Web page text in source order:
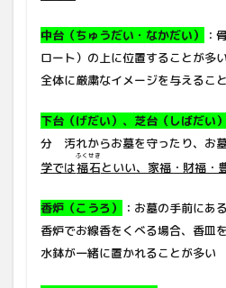
中台（ちゅうだい・なかだい）
：
ロート）の上に位置することが
全体に厳粛なイメージを与えるこ
下台（げだい）、芝台（しばだい）
分 汚れからお墓を守ったり、お
学では福石
ふくせき
といい、家福・財福・
香炉（こうろ）
：お墓の手前にあ
香炉でお線香をくべる場合、香
水鉢が一緒に置かれることが多い